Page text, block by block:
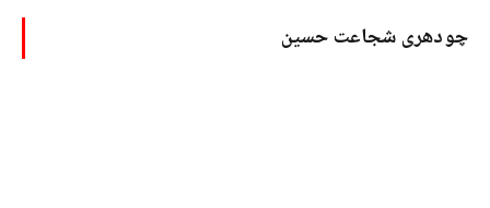
چودھری شجاعت حسین